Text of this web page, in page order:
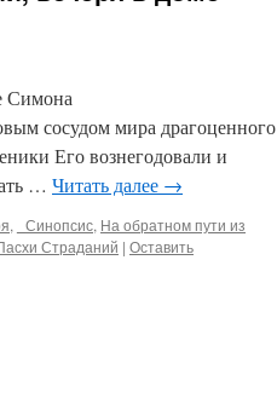
Симона
сосудом мира драгоценного
Его вознегодовали и
… Читать далее →
, _Синопсис, На обратном пути из
Страданий | Оставить